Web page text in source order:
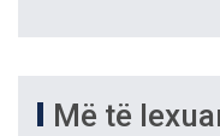
Më të